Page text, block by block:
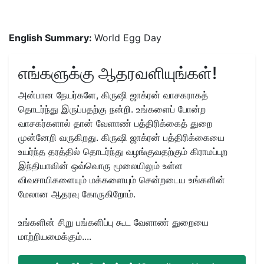
English Summary: World Egg Day
எங்களுக்கு ஆதரவளியுங்கள்!
அன்பான நேயர்களே, கிருஷி ஜாக்ரன் வாசகராகத்
தொடர்ந்து இருப்பதற்கு நன்றி. உங்களைப் போன்ற
வாசகர்களால் தான் வேளாண் பத்திரிக்கைத் துறை
முன்னேறி வருகிறது. கிருஷி ஜாக்ரன் பத்திரிக்கையை
உயர்ந்த தரத்தில் தொடர்ந்து வழங்குவதற்கும் கிராமப்புற
இந்தியாவின் ஒவ்வொரு மூலையிலும் உள்ள
விவசாயிகளையும் மக்களையும் சென்றடைய உங்களின்
மேலான ஆதரவு கோருகிறோம்.
உங்களின் சிறு பங்களிப்பு கூட வேளாண் துறையை
மாற்றியமைக்கும்....